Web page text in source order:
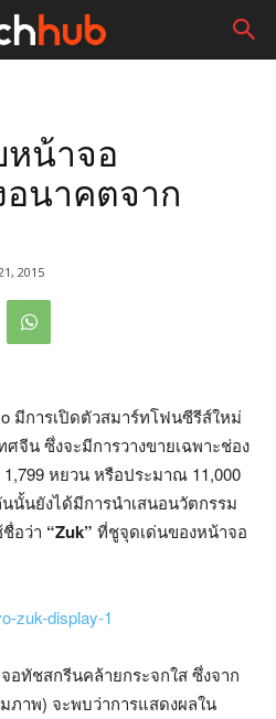
หน้าจอ
อนาคตจาก
2015
มีการเปิดตัวสมาร์ทโฟนซีรีส์ใหม่
ศจีน ซึ่งจะมีการวางขายเฉพาะช่อง
หยวน หรือประมาณ 11,000
นั้นยังได้มีการนำเสนอนวัตกรรม
อว่า “Zuk” ที่ชูจุดเด่นของหน้าจอ
อทัชสกรีนคล้ายกระจกใส ซึ่งจาก
ภาพ) จะพบว่าการแสดงผลใน